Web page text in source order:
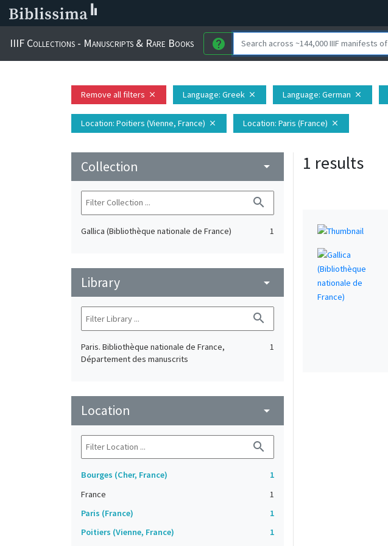
IIIF Collections - Manuscripts & Rare Books help
Remove all filters close Language: Greek close Language: German close
Location: Poitiers (Vienne, France) close Location: Paris (France) close
Collection arrow_drop_down
search
Gallica (Bibliothèque nationale de France) 1
Library arrow_drop_down
search
Paris. Bibliothèque nationale de France,
Département des manuscrits
1
Location arrow_drop_down
search
Bourges (Cher, France)
1
France
1
Paris (France)
1
Poitiers (Vienne, France)
1
1 results